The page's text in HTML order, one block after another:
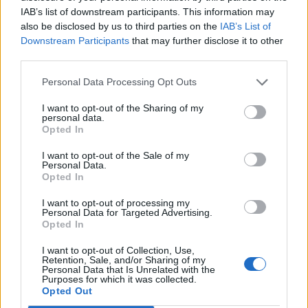
IAB’s list of downstream participants. This information may
also be disclosed by us to third parties on the IAB’s List of
Downstream Participants that may further disclose it to other
Personal Data Processing Opt Outs
I want to opt-out of the Sharing of my
personal data.
Opted In
I want to opt-out of the Sale of my
Personal Data.
Opted In
I want to opt-out of processing my
Personal Data for Targeted Advertising.
Opted In
I want to opt-out of Collection, Use,
Retention, Sale, and/or Sharing of my
Personal Data that Is Unrelated with the
Purposes for which it was collected.
Opted Out
Изкуствен интелект за първи път
създаде нови жизнеспособни вируси